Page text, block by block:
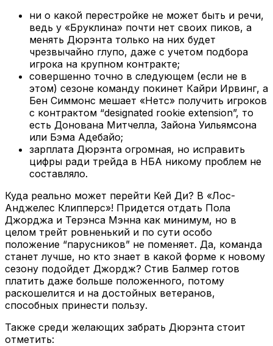
ни о какой перестройке не может быть и речи,
ведь у «Бруклина» почти нет своих пиков, а
менять Дюрэнта только на них будет
чрезвычайно глупо, даже с учетом подбора
игрока на крупном контракте;
совершенно точно в следующем (если не в
этом) сезоне команду покинет Кайри Ирвинг, а
Бен Симмонс мешает «Нетс» получить игроков
с контрактом “designated rookie extension”, то
есть Донована Митчелла, Зайона Уильямсона
или Бэма Адебайо;
зарплата Дюрэнта огромная, но исправить
цифры ради трейда в НБА никому проблем не
составляло.
Куда реально может перейти Кей Ди? В «Лос-
Анджелес Клипперс»! Придется отдать Пола
Джорджа и Терэнса Мэнна как минимум, но в
целом трейт ровненький и по сути особо
положение “парусников” не поменяет. Да, команда
станет лучше, но кто знает в какой форме к новому
сезону подойдет Джордж? Стив Балмер готов
платить даже больше положенного, потому
раскошелится и на достойных ветеранов,
способных принести пользу.
Также среди желающих забрать Дюрэнта стоит
отметить: